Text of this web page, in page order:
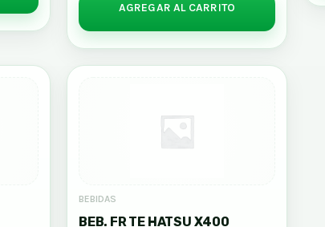
AGREGAR AL CARRITO
BEBIDAS
BEB. FR TE HATSU X400